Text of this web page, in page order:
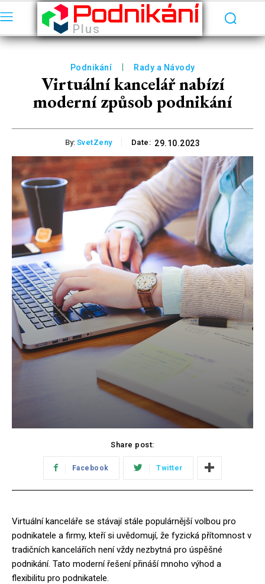
Podnikání
Plus
Podnikání Rady a Návody
Virtuální kancelář nabízí
moderní způsob podnikání
By: SvetZeny Date: 29.10.2023
Share post:
Facebook Twitter
Virtuální kanceláře se stávají stále populárnější volbou pro
podnikatele a firmy, kteří si uvědomují, že fyzická přítomnost v
tradičních kancelářích není vždy nezbytná pro úspěšné
podnikání. Tato moderní řešení přináší mnoho výhod a
flexibilitu pro podnikatele.